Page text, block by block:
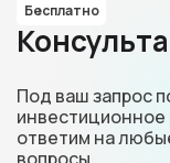
Бесплатно
Под ваш запрос
ответим на